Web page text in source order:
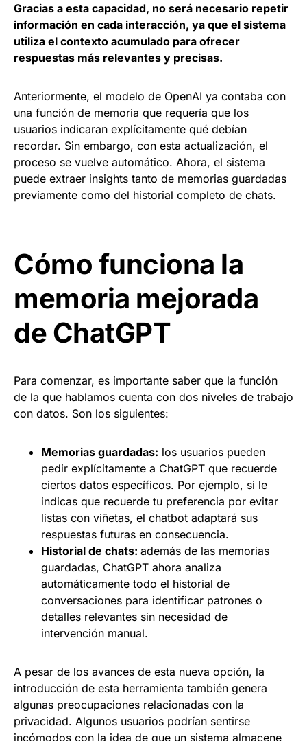
Gracias a esta capacidad, no será necesario repetir
información en cada interacción, ya que el sistema
utiliza el contexto acumulado para ofrecer
respuestas más relevantes y precisas.
Anteriormente, el modelo de OpenAI ya contaba con
una función de memoria que requería que los
usuarios indicaran explícitamente qué debían
recordar. Sin embargo, con esta actualización, el
proceso se vuelve automático. Ahora, el sistema
puede extraer insights tanto de memorias guardadas
previamente como del historial completo de chats.
Cómo funciona la
memoria mejorada
de ChatGPT
Para comenzar, es importante saber que la función
de la que hablamos cuenta con dos niveles de trabajo
con datos. Son los siguientes:
Memorias guardadas: los usuarios pueden
pedir explícitamente a ChatGPT que recuerde
ciertos datos específicos. Por ejemplo, si le
indicas que recuerde tu preferencia por evitar
listas con viñetas, el chatbot adaptará sus
respuestas futuras en consecuencia.
Historial de chats: además de las memorias
guardadas, ChatGPT ahora analiza
automáticamente todo el historial de
conversaciones para identificar patrones o
detalles relevantes sin necesidad de
intervención manual.
A pesar de los avances de esta nueva opción, la
introducción de esta herramienta también genera
algunas preocupaciones relacionadas con la
privacidad. Algunos usuarios podrían sentirse
incómodos con la idea de que un sistema almacene